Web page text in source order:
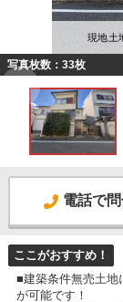
現地土
写真枚数：33枚
電話で
ここがおすすめ！
■建築条件無売土地
が可能です！